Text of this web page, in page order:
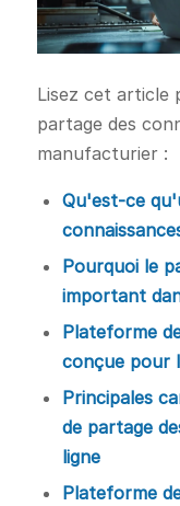
Lisez cet article
partage des
manufacturier :
Qu'est-ce
Pourquoi le
important
Plateforme
conçue pour
Principales
de partage
ligne
Plateforme